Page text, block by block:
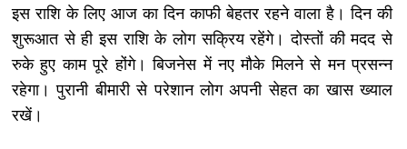
इस राशि के लिए आज का दिन काफी बेहतर रहने वाला है। दिन की
शुरूआत से ही इस राशि के लोग सक्रिय रहेंगे। दोस्तों की मदद से
रुके हुए काम पूरे होंगे। बिजनेस में नए मौके मिलने से मन प्रसन्न
रहेगा। पुरानी बीमारी से परेशान लोग अपनी सेहत का खास ख्याल
रखें।